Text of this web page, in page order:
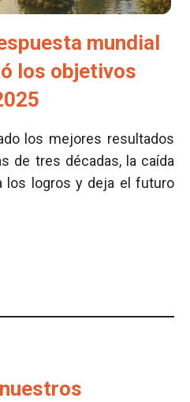
mundial
los objetivos
los mejores resultados
de tres décadas, la caída
los logros y deja el futuro